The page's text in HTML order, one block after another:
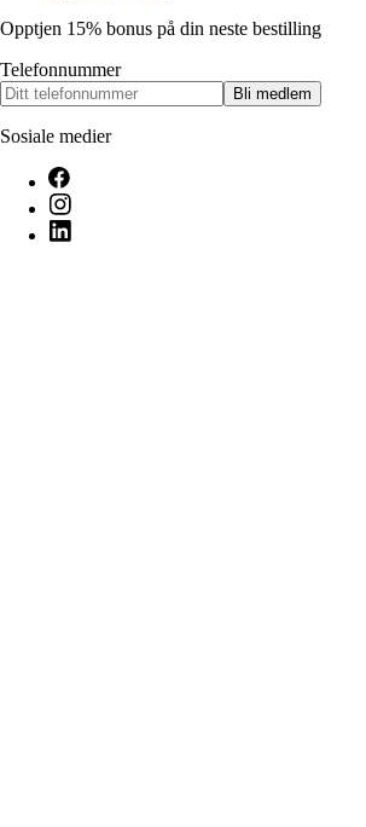
Opptjen 15% bonus på din neste bestilling
Telefonnummer
Bli medlem
Sosiale medier